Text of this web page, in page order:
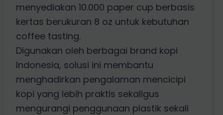
menyediakan 10.000 paper cup berbasis
kertas berukuran 8 oz untuk kebutuhan
coffee tasting.
Digunakan oleh berbagai brand kopi
Indonesia, solusi ini membantu
menghadirkan pengalaman mencicipi
kopi yang lebih praktis sekaligus
mengurangi penggunaan plastik sekali